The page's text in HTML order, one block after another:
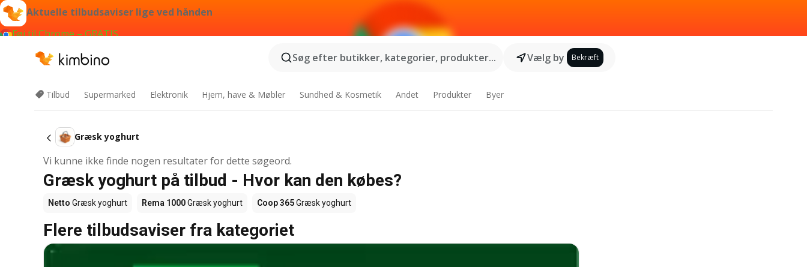
Aktuelle tilbudsaviser lige ved hånden
Føj til Chrome – GRATIS
Søg efter butikker, kategorier, produkter...
Vælg by Bekræft
Tilbud Supermarked Elektronik Hjem, have & Møbler Sundhed & Kosmetik Andet Produkter Byer
Græsk yoghurt
Vi kunne ikke finde nogen resultater for dette søgeord.
Græsk yoghurt på tilbud - Hvor kan den købes?
Netto Græsk yoghurt Rema 1000Græsk yoghurt Coop 365Græsk yoghurt
Flere tilbudsaviser fra kategoriet